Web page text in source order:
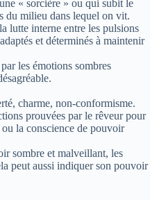
« sorcière » ou qui subit le
du milieu dans lequel on vit.
lutte interne entre les pulsions
et déterminés à maintenir
les émotions sombres
charme, non-conformisme.
prouvées par le rêveur pour
la conscience de pouvoir
sombre et malveillant, les
peut aussi indiquer son pouvoir